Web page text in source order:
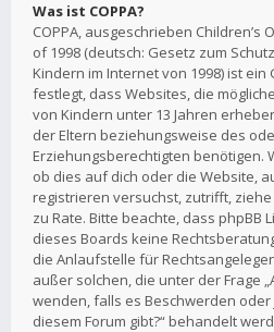
Was ist COPPA?
COPPA, ausgeschrieben Children’s
of 1998 (deutsch: Gesetz zum
Kindern im Internet von 1998) ist ein
festlegt, dass Websites, die
von Kindern unter 13 Jahren
der Eltern beziehungsweise des
Erziehungsberechtigten benötigen.
ob dies auf dich oder die Website,
registrieren versuchst, zutrifft,
zu Rate. Bitte beachte, dass phpBB
dieses Boards keine
die Anlaufstelle für
außer solchen, die unter der Frage
wenden, falls es Beschwerden
diesem Forum gibt?“ behandelt